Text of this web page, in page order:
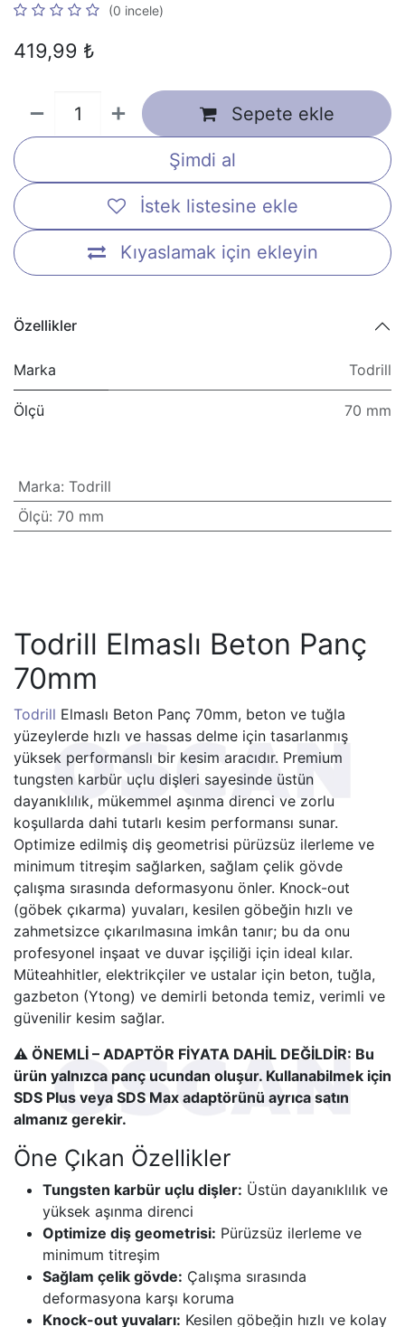
(0 incele)
419,99 ₺
Sepete ekle
Şimdi al
Kıyaslamak için ekleyin
İstek listesine ekle
Özellikler
Marka Todrill
Ölçü 70 mm
Marka: Todrill
Ölçü: 70 mm
Todrill Elmaslı Beton Panç
70mm
Todrill Elmaslı Beton Panç 70mm, beton ve tuğla
yüzeylerde hızlı ve hassas delme için tasarlanmış
yüksek performanslı bir kesim aracıdır. Premium
tungsten karbür uçlu dişleri sayesinde üstün
dayanıklılık, mükemmel aşınma direnci ve zorlu
koşullarda dahi tutarlı kesim performansı sunar.
Optimize edilmiş diş geometrisi pürüzsüz ilerleme ve
minimum titreşim sağlarken, sağlam çelik gövde
çalışma sırasında deformasyonu önler. Knock-out
(göbek çıkarma) yuvaları, kesilen göbeğin hızlı ve
zahmetsizce çıkarılmasına imkân tanır; bu da onu
profesyonel inşaat ve duvar işçiliği için ideal kılar.
Müteahhitler, elektrikçiler ve ustalar için beton, tuğla,
gazbeton (Ytong) ve demirli betonda temiz, verimli ve
güvenilir kesim sağlar.
⚠️ ÖNEMLİ – ADAPTÖR FİYATA DAHİL DEĞİLDİR: Bu
ürün yalnızca panç ucundan oluşur. Kullanabilmek için
SDS Plus veya SDS Max adaptörünü ayrıca satın
almanız gerekir.
Öne Çıkan Özellikler
Tungsten karbür uçlu dişler: Üstün dayanıklılık ve
yüksek aşınma direnci
Optimize diş geometrisi: Pürüzsüz ilerleme ve
minimum titreşim
Sağlam çelik gövde: Çalışma sırasında
deformasyona karşı koruma
Knock-out yuvaları: Kesilen göbeğin hızlı ve kolay